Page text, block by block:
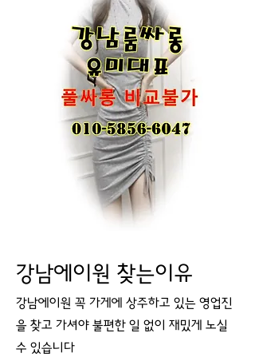
강남에이원 찾는이유
강남에이원 꼭 가게에 상주하고 있는 영업진
을 찾고 가셔야 불편한 일 없이 재밌게 노실
수 있습니다